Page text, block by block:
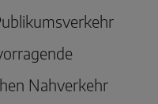
Nahverkehr